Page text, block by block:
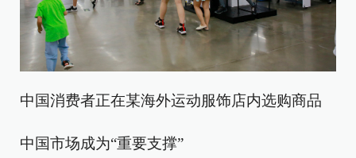
中国消费者正在某海外运动服饰店内选购商品
中国市场成为“重要支撑”